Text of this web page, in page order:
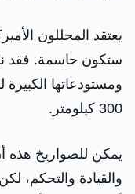
يعتقد المحللون
ستكون حاسمة. فقد
ومستودعاتها
300 كيلومتر.
يمكن للصواريخ هذه
والقيادة والتحكم،